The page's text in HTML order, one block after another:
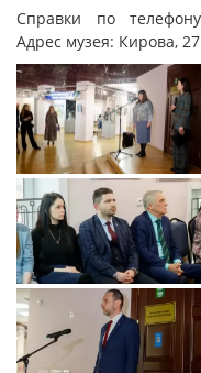
Справки по
Адрес музея: Кирова,